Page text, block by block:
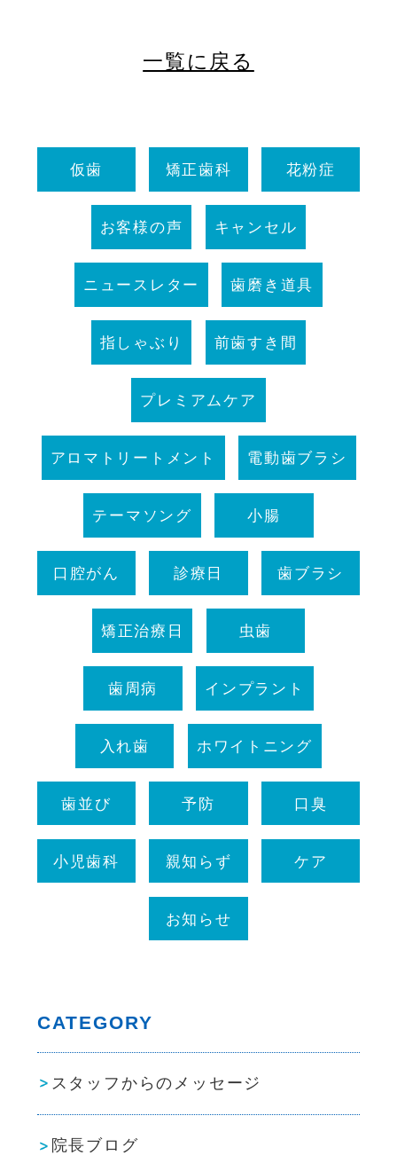
一覧に戻る
仮歯 矯正歯科 花粉症
お客様の声 キャンセル
ニュースレター 歯磨き道具
指しゃぶり 前歯すき間
プレミアムケア
アロマトリートメント 電動歯ブラシ
テーマソング 小腸
口腔がん 診療日 歯ブラシ
矯正治療日 虫歯
歯周病 インプラント
入れ歯 ホワイトニング
歯並び 予防 口臭
小児歯科 親知らず ケア
お知らせ
CATEGORY
スタッフからのメッセージ
院長ブログ